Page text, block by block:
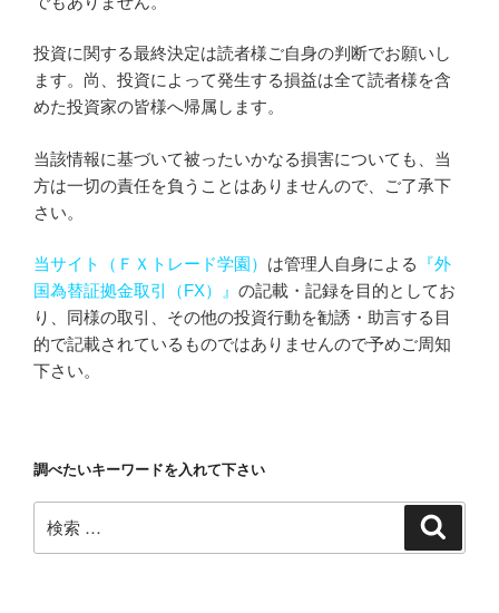
投資に関する最終決定は読者様ご自身の判断でお願いし
ます。尚、投資によって発生する損益は全て読者様を含
めた投資家の皆様へ帰属します。
当該情報に基づいて被ったいかなる損害についても、当
方は一切の責任を負うことはありませんので、ご了承下
さい。
当サイト（ＦＸトレード学園） は管理人自身による
『外
国為替証拠金取引（FX）』 の記載・記録を目的としてお
り、同様の取引、その他の投資行動を勧誘・助言する目
的で記載されているものではありませんので予めご周知
下さい。
調べたいキーワードを入れて下さい
検
索: